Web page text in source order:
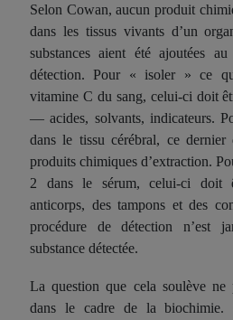
Selon Cowan, aucun produit
dans les tissus vivants d’un
substances aient été ajoutées
détection. Pour « isoler » ce
vitamine C du sang, celui-ci doit
— acides, solvants, indicateurs.
dans le tissu cérébral, ce
produits chimiques d’extraction.
2 dans le sérum, celui-ci doit
anticorps, des tampons et des
procédure de détection n’est
substance détectée.
La question que cela soulève ne
dans le cadre de la biochimie.